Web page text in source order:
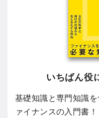
いちばん役
基礎知識と専門知識
ァイナンスの入門書